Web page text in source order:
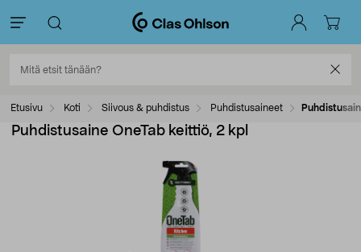
Etusivu Koti Siivous & puhdistus Puhdistusaineet
Puhdistusaine OneTab keittiö, 2 kpl